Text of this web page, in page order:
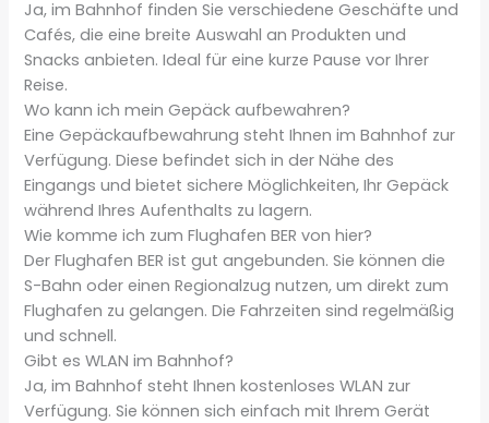
Ja, im Bahnhof finden Sie verschiedene Geschäfte und
Cafés, die eine breite Auswahl an Produkten und
Snacks anbieten. Ideal für eine kurze Pause vor Ihrer
Reise.
Wo kann ich mein Gepäck aufbewahren?
Eine Gepäckaufbewahrung steht Ihnen im Bahnhof zur
Verfügung. Diese befindet sich in der Nähe des
Eingangs und bietet sichere Möglichkeiten, Ihr Gepäck
während Ihres Aufenthalts zu lagern.
Wie komme ich zum Flughafen BER von hier?
Der Flughafen BER ist gut angebunden. Sie können die
S-Bahn oder einen Regionalzug nutzen, um direkt zum
Flughafen zu gelangen. Die Fahrzeiten sind regelmäßig
und schnell.
Gibt es WLAN im Bahnhof?
Ja, im Bahnhof steht Ihnen kostenloses WLAN zur
Verfügung. Sie können sich einfach mit Ihrem Gerät